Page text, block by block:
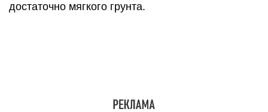
достаточно мягкого грунта.